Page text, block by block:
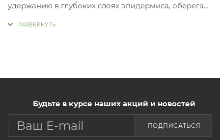
удержанию в глубоких слоях эпидермиса, оберегая
заживляющее действие. Экстракт мёда манука
противовоспалительным, антимикробным,
антисептическим и антигрибковым действием.
Экстракт календулы успокаивает раздраженную
Будьте в курсе наших акций и новостей
ПОДПИСАТЬСЯ